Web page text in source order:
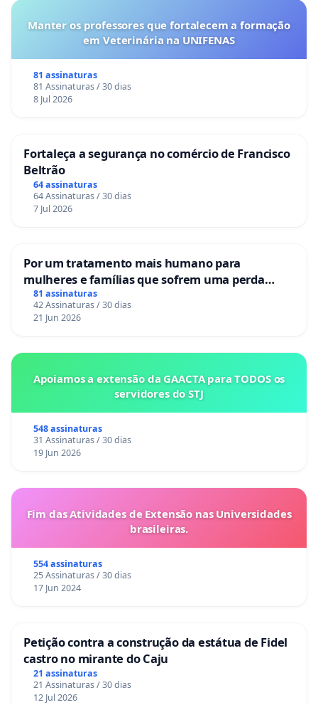
Manter os professores que fortalecem a formação
em Veterinária na UNIFENAS
81 assinaturas
81 Assinaturas / 30 dias
8 Jul 2026
Fortaleça a segurança no comércio de Francisco
Beltrão
64 assinaturas
64 Assinaturas / 30 dias
7 Jul 2026
Por um tratamento mais humano para
mulheres e famílias que sofrem uma perda
gestacional nos hospitais portugueses
81 assinaturas
42 Assinaturas / 30 dias
21 Jun 2026
Apoiamos a extensão da GAACTA para TODOS os
servidores do STJ
548 assinaturas
31 Assinaturas / 30 dias
19 Jun 2026
Fim das Atividades de Extensão nas Universidades
brasileiras.
554 assinaturas
25 Assinaturas / 30 dias
17 Jun 2024
Petição contra a construção da estátua de Fidel
castro no mirante do Caju
21 assinaturas
21 Assinaturas / 30 dias
12 Jul 2026